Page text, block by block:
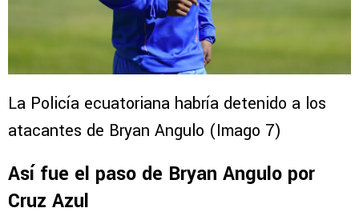
La Policía ecuatoriana habría detenido a los
atacantes de Bryan Angulo (Imago 7)
Así fue el paso de Bryan Angulo por
Cruz Azul